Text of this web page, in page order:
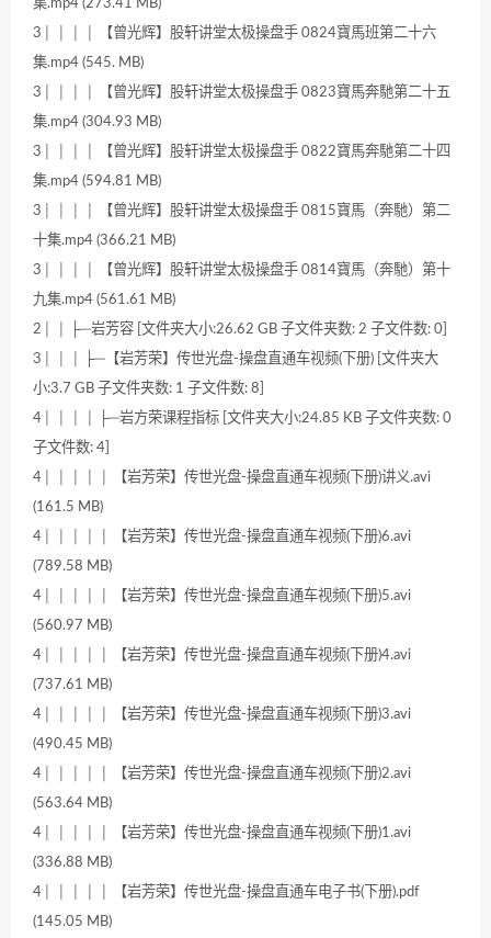
3│ │ │ │ 【曾光辉】股轩讲堂太极操盘手 0824寶馬班第二十六
集.mp4 (545. MB)
3│ │ │ │ 【曾光辉】股轩讲堂太极操盘手 0823寶馬奔馳第二十五
集.mp4 (304.93 MB)
3│ │ │ │ 【曾光辉】股轩讲堂太极操盘手 0822寶馬奔馳第二十四
集.mp4 (594.81 MB)
3│ │ │ │ 【曾光辉】股轩讲堂太极操盘手 0815寶馬（奔馳）第二
十集.mp4 (366.21 MB)
3│ │ │ │ 【曾光辉】股轩讲堂太极操盘手 0814寶馬（奔馳）第十
九集.mp4 (561.61 MB)
2│ │ ├─岩芳容 [文件夹大小:26.62 GB 子文件夹数: 2 子文件数: 0]
3│ │ │ ├─【岩芳荣】传世光盘-操盘直通车视频(下册) [文件夹大
小:3.7 GB 子文件夹数: 1 子文件数: 8]
4│ │ │ │ ├─岩方荣课程指标 [文件夹大小:24.85 KB 子文件夹数: 0
子文件数: 4]
4│ │ │ │ │ 【岩芳荣】传世光盘-操盘直通车视频(下册)讲义.avi
(161.5 MB)
4│ │ │ │ │ 【岩芳荣】传世光盘-操盘直通车视频(下册)6.avi
(789.58 MB)
4│ │ │ │ │ 【岩芳荣】传世光盘-操盘直通车视频(下册)5.avi
(560.97 MB)
4│ │ │ │ │ 【岩芳荣】传世光盘-操盘直通车视频(下册)4.avi
(737.61 MB)
4│ │ │ │ │ 【岩芳荣】传世光盘-操盘直通车视频(下册)3.avi
(490.45 MB)
4│ │ │ │ │ 【岩芳荣】传世光盘-操盘直通车视频(下册)2.avi
(563.64 MB)
4│ │ │ │ │ 【岩芳荣】传世光盘-操盘直通车视频(下册)1.avi
(336.88 MB)
4│ │ │ │ │ 【岩芳荣】传世光盘-操盘直通车电子书(下册).pdf
(145.05 MB)